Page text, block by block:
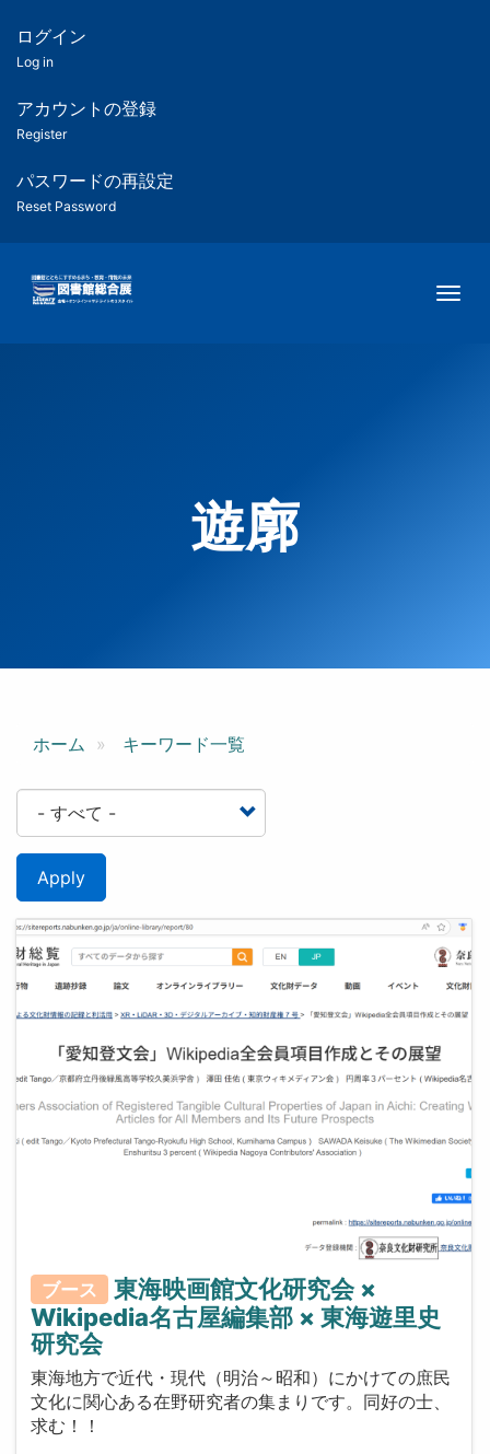
ツ
匿
名
ユ
ー
ー
用
メ
ログイン
Log in
アカウントの登録
Register
パスワードの再設定
Reset Password
遊廓
ホーム キーワード一覧
Apply
ブース
東海映画館文化研究会 ×
Wikipedia名古屋編集部 × 東海遊里史
研究会
東海地方で近代・現代（明治～昭和）にかけての庶民
文化に関心ある在野研究者の集まりです。同好の士、
求む！！